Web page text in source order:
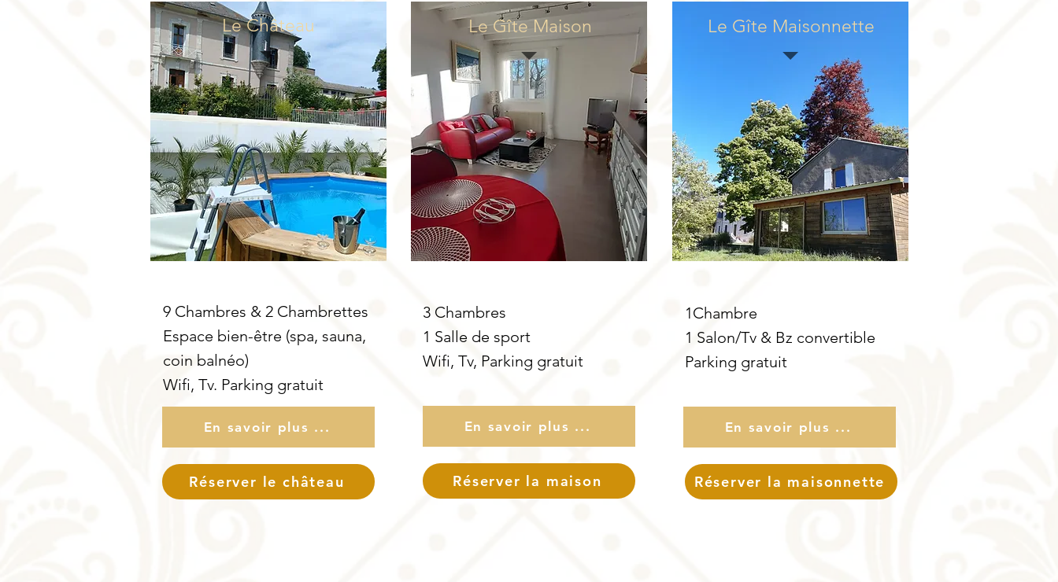
9 Chambres & 2 Chambrettes
Espace bien-être (spa, sauna,
coin balnéo)
Wifi, Tv. Parking gratuit
En savoir plus ...
Réserver le château
Le Château
3 Chambres
1 Salle de sport
Wifi, Tv, Parking gratuit
En savoir plus ...
Réserver la maison
Le Gîte Maison
1Chambre
1 Salon/Tv & Bz convertible
Parking gratuit
En savoir plus ...
Réserver la maisonnette
Le Gîte Maisonnette